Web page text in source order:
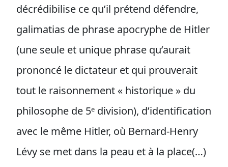
décrédibilise ce qu’il prétend défendre,
galimatias de phrase apocryphe de Hitler
(une seule et unique phrase qu’aurait
prononcé le dictateur et qui prouverait
tout le raisonnement « historique » du
philosophe de 5ᵉ division), d’identification
avec le même Hitler, où Bernard-Henry
Lévy se met dans la peau et à la place(…)